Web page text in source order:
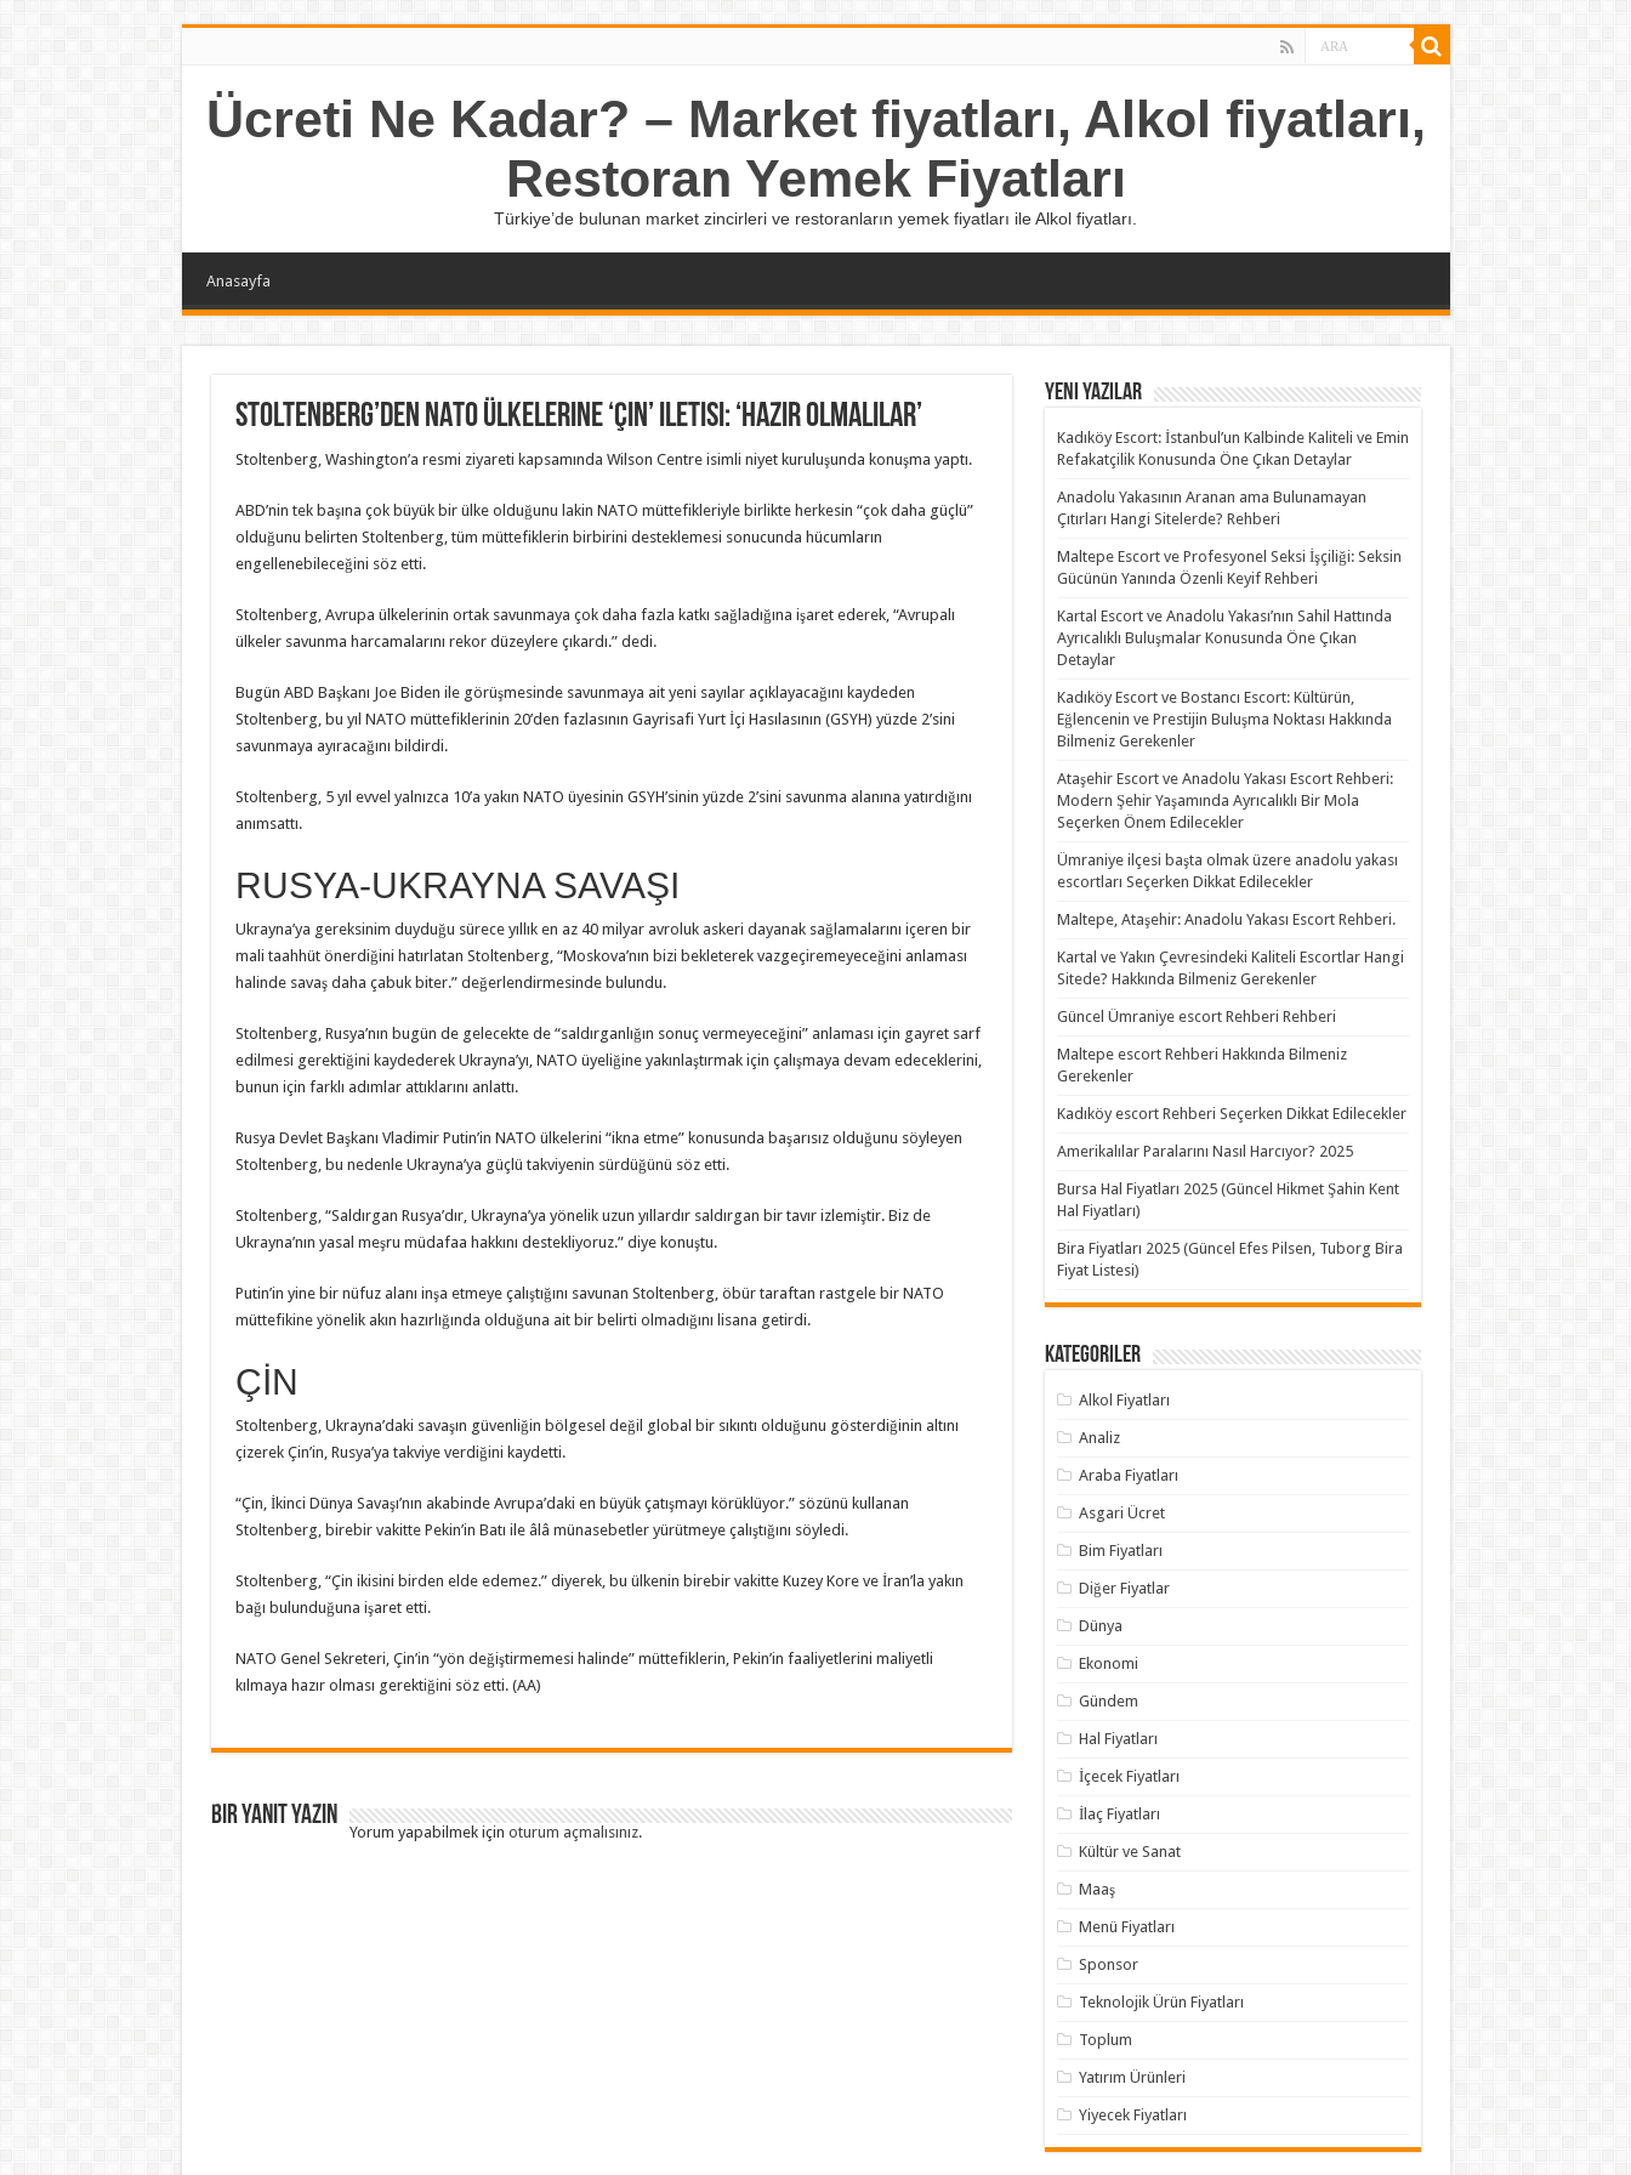
Ücreti Ne Kadar? – Market fiyatları, Alkol fiyatları,
Restoran Yemek Fiyatları
Türkiye’de bulunan market zincirleri ve restoranların yemek fiyatları ile Alkol fiyatları.
Anasayfa
Stoltenberg’den NATO ülkelerine ‘Çin’ iletisi: ‘Hazır olmalılar’
Stoltenberg, Washington’a resmi ziyareti kapsamında Wilson Centre isimli niyet kuruluşunda konuşma yaptı.
ABD’nin tek başına çok büyük bir ülke olduğunu lakin NATO müttefikleriyle birlikte herkesin “çok daha güçlü”
olduğunu belirten Stoltenberg, tüm müttefiklerin birbirini desteklemesi sonucunda hücumların
engellenebileceğini söz etti.
Stoltenberg, Avrupa ülkelerinin ortak savunmaya çok daha fazla katkı sağladığına işaret ederek, “Avrupalı
ülkeler savunma harcamalarını rekor düzeylere çıkardı.” dedi.
Bugün ABD Başkanı Joe Biden ile görüşmesinde savunmaya ait yeni sayılar açıklayacağını kaydeden
Stoltenberg, bu yıl NATO müttefiklerinin 20’den fazlasının Gayrisafi Yurt İçi Hasılasının (GSYH) yüzde 2’sini
savunmaya ayıracağını bildirdi.
Stoltenberg, 5 yıl evvel yalnızca 10’a yakın NATO üyesinin GSYH’sinin yüzde 2’sini savunma alanına yatırdığını
anımsattı.
RUSYA-UKRAYNA SAVAŞI
Ukrayna’ya gereksinim duyduğu sürece yıllık en az 40 milyar avroluk askeri dayanak sağlamalarını içeren bir
mali taahhüt önerdiğini hatırlatan Stoltenberg, “Moskova’nın bizi bekleterek vazgeçiremeyeceğini anlaması
halinde savaş daha çabuk biter.” değerlendirmesinde bulundu.
Stoltenberg, Rusya’nın bugün de gelecekte de “saldırganlığın sonuç vermeyeceğini” anlaması için gayret sarf
edilmesi gerektiğini kaydederek Ukrayna’yı, NATO üyeliğine yakınlaştırmak için çalışmaya devam edeceklerini,
bunun için farklı adımlar attıklarını anlattı.
Rusya Devlet Başkanı Vladimir Putin’in NATO ülkelerini “ikna etme” konusunda başarısız olduğunu söyleyen
Stoltenberg, bu nedenle Ukrayna’ya güçlü takviyenin sürdüğünü söz etti.
Stoltenberg, “Saldırgan Rusya’dır, Ukrayna’ya yönelik uzun yıllardır saldırgan bir tavır izlemiştir. Biz de
Ukrayna’nın yasal meşru müdafaa hakkını destekliyoruz.” diye konuştu.
Putin’in yine bir nüfuz alanı inşa etmeye çalıştığını savunan Stoltenberg, öbür taraftan rastgele bir NATO
müttefikine yönelik akın hazırlığında olduğuna ait bir belirti olmadığını lisana getirdi.
ÇİN
Stoltenberg, Ukrayna’daki savaşın güvenliğin bölgesel değil global bir sıkıntı olduğunu gösterdiğinin altını
çizerek Çin’in, Rusya’ya takviye verdiğini kaydetti.
“Çin, İkinci Dünya Savaşı’nın akabinde Avrupa’daki en büyük çatışmayı körüklüyor.” sözünü kullanan
Stoltenberg, birebir vakitte Pekin’in Batı ile âlâ münasebetler yürütmeye çalıştığını söyledi.
Stoltenberg, “Çin ikisini birden elde edemez.” diyerek, bu ülkenin birebir vakitte Kuzey Kore ve İran’la yakın
bağı bulunduğuna işaret etti.
NATO Genel Sekreteri, Çin’in “yön değiştirmemesi halinde” müttefiklerin, Pekin’in faaliyetlerini maliyetli
kılmaya hazır olması gerektiğini söz etti. (AA)
Bir yanıt yazın
Yorum yapabilmek için oturum açmalısınız.
Yeni Yazılar
Kadıköy Escort: İstanbul’un Kalbinde Kaliteli ve Emin
Refakatçilik Konusunda Öne Çıkan Detaylar
Anadolu Yakasının Aranan ama Bulunamayan
Çıtırları Hangi Sitelerde? Rehberi
Maltepe Escort ve Profesyonel Seksi İşçiliği: Seksin
Gücünün Yanında Özenli Keyif Rehberi
Kartal Escort ve Anadolu Yakası’nın Sahil Hattında
Ayrıcalıklı Buluşmalar Konusunda Öne Çıkan
Detaylar
Kadıköy Escort ve Bostancı Escort: Kültürün,
Eğlencenin ve Prestijin Buluşma Noktası Hakkında
Bilmeniz Gerekenler
Ataşehir Escort ve Anadolu Yakası Escort Rehberi:
Modern Şehir Yaşamında Ayrıcalıklı Bir Mola
Seçerken Önem Edilecekler
Ümraniye ilçesi başta olmak üzere anadolu yakası
escortları Seçerken Dikkat Edilecekler
Maltepe, Ataşehir: Anadolu Yakası Escort Rehberi.
Kartal ve Yakın Çevresindeki Kaliteli Escortlar Hangi
Sitede? Hakkında Bilmeniz Gerekenler
Güncel Ümraniye escort Rehberi Rehberi
Maltepe escort Rehberi Hakkında Bilmeniz
Gerekenler
Kadıköy escort Rehberi Seçerken Dikkat Edilecekler
Amerikalılar Paralarını Nasıl Harcıyor? 2025
Bursa Hal Fiyatları 2025 (Güncel Hikmet Şahin Kent
Hal Fiyatları)
Bira Fiyatları 2025 (Güncel Efes Pilsen, Tuborg Bira
Fiyat Listesi)
Kategoriler
Alkol Fiyatları
Analiz
Araba Fiyatları
Asgari Ücret
Bim Fiyatları
Diğer Fiyatlar
Dünya
Ekonomi
Gündem
Hal Fiyatları
İçecek Fiyatları
İlaç Fiyatları
Kültür ve Sanat
Maaş
Menü Fiyatları
Sponsor
Teknolojik Ürün Fiyatları
Toplum
Yatırım Ürünleri
Yiyecek Fiyatları